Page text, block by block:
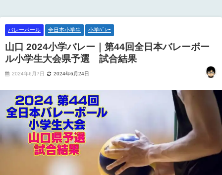
バレーボール 全日本小学生 小学ﾊﾞﾚｰ
山口 2024小学バレー｜第44回全日本バレーボー
ル小学生大会県予選 試合結果
2024年6月7日 2024年6月24日